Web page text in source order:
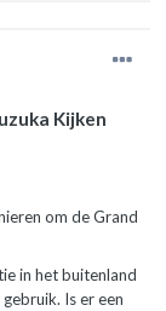
Kijken
om de Grand
in het buitenland
Is er een